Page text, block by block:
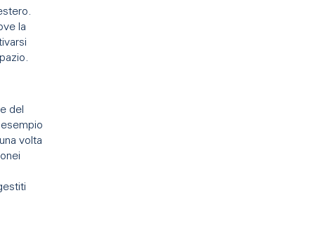
la
del
volta